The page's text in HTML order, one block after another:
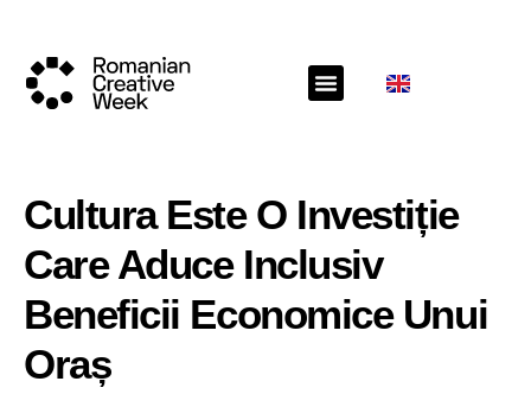
Cultura Este O Investiție
Care Aduce Inclusiv
Beneficii Economice Unui
Oraș